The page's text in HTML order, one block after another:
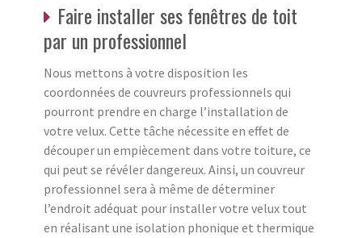
Faire installer ses fenêtres de toit
par un professionnel
Nous mettons à votre disposition les
coordonnées de couvreurs professionnels qui
pourront prendre en charge l’installation de
votre velux. Cette tâche nécessite en effet de
découper un empiècement dans votre toiture, ce
qui peut se révéler dangereux. Ainsi, un couvreur
professionnel sera à même de déterminer
l’endroit adéquat pour installer votre velux tout
en réalisant une isolation phonique et thermique